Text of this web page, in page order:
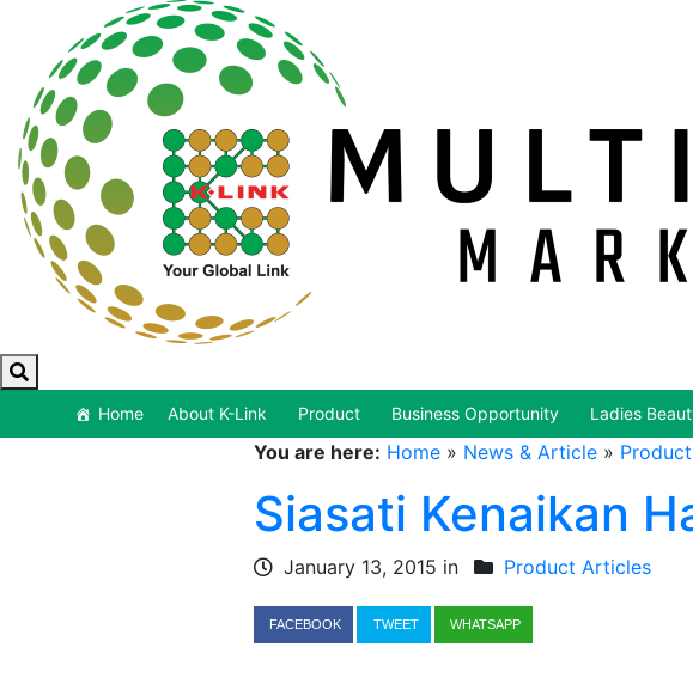
Home About K-Link Product Business Opportunity Ladies
You are here: Home » News & Article »
Siasati Kenaikan
January 13, 2015 in Product Articles
FACEBOOK TWEET WHATSAPP